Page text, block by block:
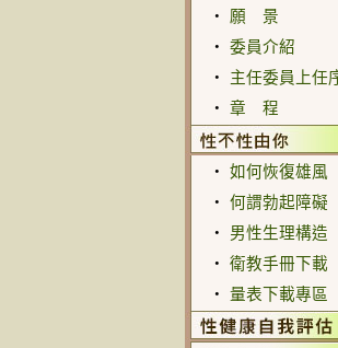
‧
願 景
‧
委員介紹
‧
主任委員上任
‧
章 程
‧
如何恢復雄風
‧
何謂勃起障礙
‧
男性生理構造
‧
衛教手冊下載
‧
量表下載專區